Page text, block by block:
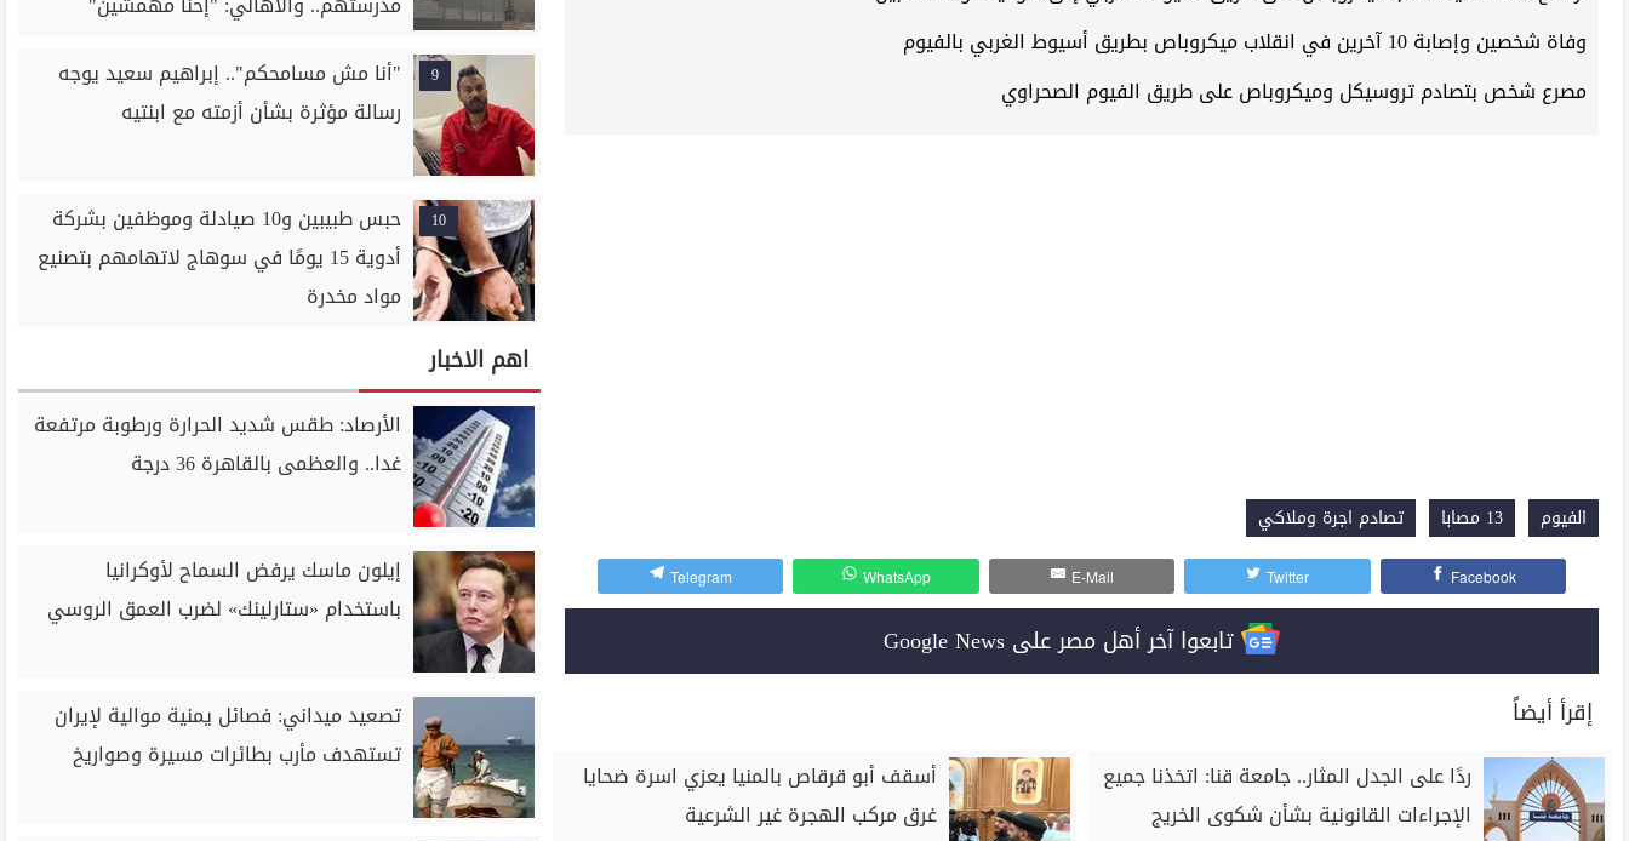
وفاة شخصين وإصابة 10 آخرين في انقلاب ميكروباص بطريق أسيوط الغربي بالفيوم
مصرع شخص بتصادم تروسيكل وميكروباص على طريق الفيوم الصحراوي
الفيوم 13 مصابا تصادم اجرة وملاكي
Facebook
Twitter
E-Mail
WhatsApp
Telegram
تابعوا آخر أهل مصر على Google News
إقرأ أيضاً
ردًا على الجدل المثار.. جامعة قنا: اتخذنا جميع
الإجراءات القانونية بشأن شكوى الخريج
أسقف أبو قرقاص بالمنيا يعزي اسرة ضحايا
غرق مركب الهجرة غير الشرعية
9
"أنا مش مسامحكم".. إبراهيم سعيد يوجه
رسالة مؤثرة بشأن أزمته مع ابنتيه
10
حبس طبيبين و10 صيادلة وموظفين بشركة
أدوية 15 يومًا في سوهاج لاتهامهم بتصنيع
مواد مخدرة
اهم الاخبار
الأرصاد: طقس شديد الحرارة ورطوبة مرتفعة
غدا.. والعظمى بالقاهرة 36 درجة
إيلون ماسك يرفض السماح لأوكرانيا
باستخدام «ستارلينك» لضرب العمق الروسي
تصعيد ميداني: فصائل يمنية موالية لإيران
تستهدف مأرب بطائرات مسيرة وصواريخ